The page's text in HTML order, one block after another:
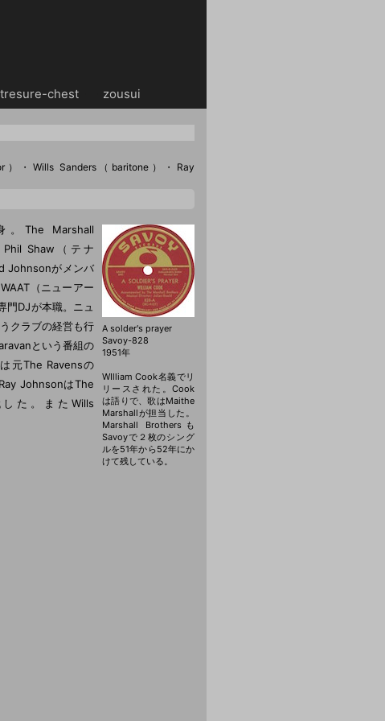
tresure-chest・・ zousui
）・Wills Sanders（baritone）・Ray
A solder's prayer
Savoy-828
1951年
WIlliam Cook名義でリ
リースされた。Cook
は語りで、歌はMaithe
Marshallが担当した。
Marshall Brothersも
Savoyで２枚のシング
ルを51年から52年にか
けて残している。
。The Marshall
Shaw（テナ
Johnsonがメンバ
（ニューアー
門DJが本職。ニュ
クラブの経営も行
という番組の
元The Ravensの
JohnsonはThe
した。またWills